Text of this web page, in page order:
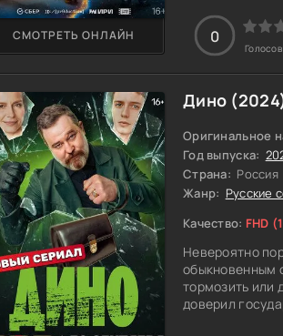
всего
СМОТРЕТЬ ОНЛАЙН 0
Голосов:
Дино
Оригинальное
Год выпуска:
Страна: Россия
Жанр: Русские
Качество: FHD
Невероятно
обыкновенным
тормозить или
доверил